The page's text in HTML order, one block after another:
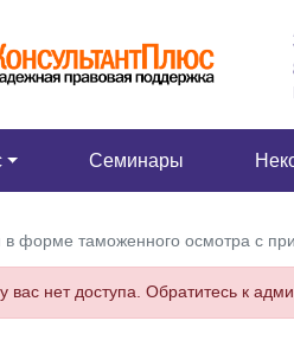
Семинары
в форме таможенного осмотра с
нет доступа. Обратитесь к